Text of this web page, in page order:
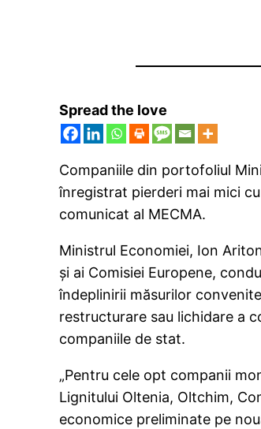
Spread the love
Companiile din portofoliul
înregistrat pierderi mai mici
comunicat al MECMA.
Ministrul Economiei, Ion
şi ai Comisiei Europene,
îndeplinirii măsurilor
restructurare sau lichidare a
companiile de stat.
„Pentru cele opt companii
Lignitului Oltenia, Oltchim,
economice preliminate pe